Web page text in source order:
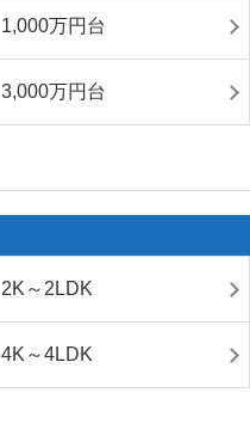
1,000万円台
3,000万円台
2K～2LDK
4K～4LDK